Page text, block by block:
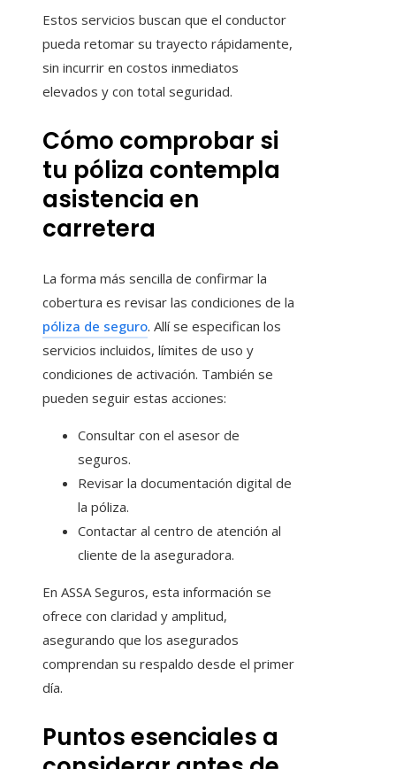
Estos servicios buscan que el conductor
pueda retomar su trayecto rápidamente,
sin incurrir en costos inmediatos
elevados y con total seguridad.
Cómo comprobar si
tu póliza contempla
asistencia en
carretera
La forma más sencilla de confirmar la
cobertura es revisar las condiciones de la
póliza de seguro. Allí se especifican los
servicios incluidos, límites de uso y
condiciones de activación. También se
pueden seguir estas acciones:
Consultar con el asesor de
seguros.
Revisar la documentación digital de
la póliza.
Contactar al centro de atención al
cliente de la aseguradora.
En ASSA Seguros, esta información se
ofrece con claridad y amplitud,
asegurando que los asegurados
comprendan su respaldo desde el primer
día.
Puntos esenciales a